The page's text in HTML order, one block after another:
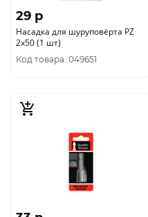
29 p
Насадка для шуруповёрта PZ
2x50 (1 шт)
Код товара: 049651